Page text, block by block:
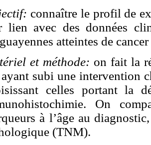
connaître le profil de
lien avec des données
atteintes de
et méthode: on fait la
subi une intervention
celles portant la
On
à l’âge au
(TNM).